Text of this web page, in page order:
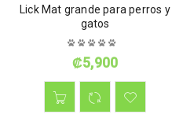
Lick Mat grande para perros y
gatos
₡5,900